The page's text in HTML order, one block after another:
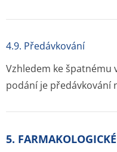
4.9. Předávkování
Vzhledem ke špatnému
podání je předávkování
5.